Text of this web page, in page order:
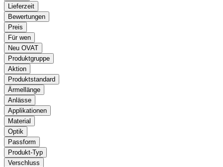
Lieferzeit
Bewertungen
Preis
Für wen
Neu OVAT
Produktgruppe
Aktion
Produktstandard
Ärmellänge
Anlässe
Applikationen
Material
Optik
Passform
Produkt-Typ
Verschluss